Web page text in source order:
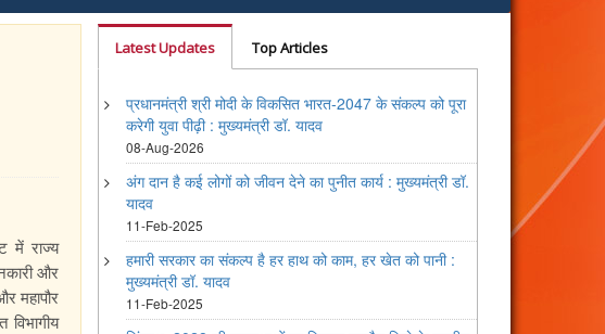
में राज्य
और
महापौर
Latest Updates Top Articles